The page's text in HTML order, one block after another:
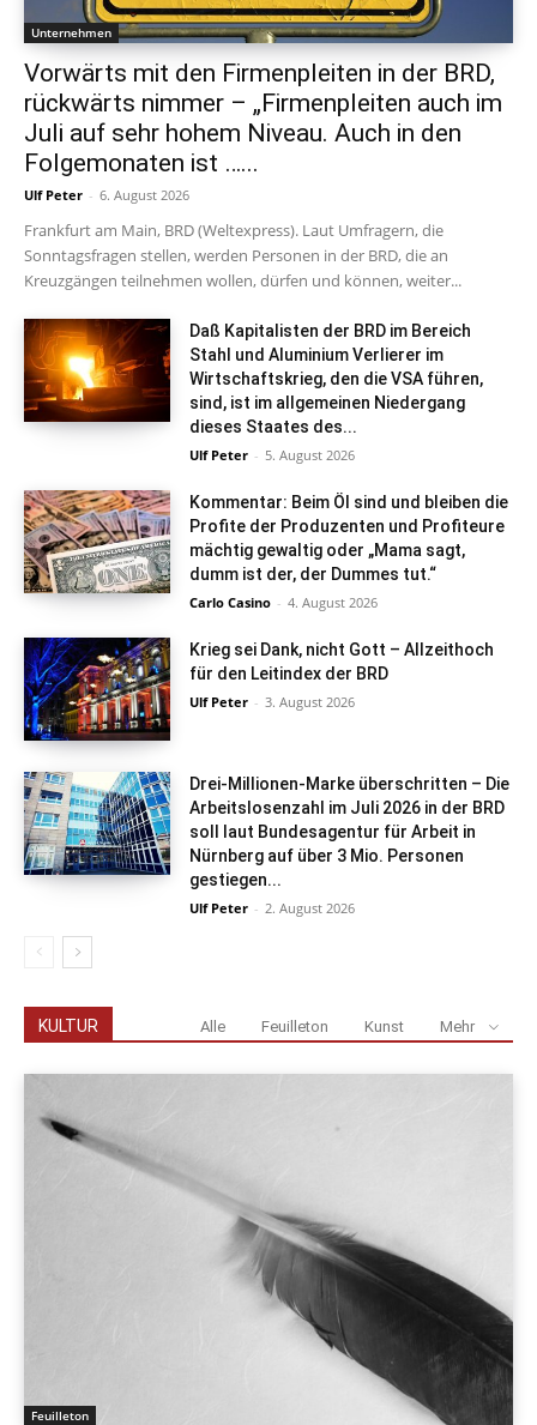
Unternehmen
Vorwärts mit den Firmenpleiten in der BRD,
rückwärts nimmer – „Firmenpleiten auch im
Juli auf sehr hohem Niveau. Auch in den
Folgemonaten ist …...
Ulf Peter - 6. August 2026
Frankfurt am Main, BRD (Weltexpress). Laut Umfragern, die
Sonntagsfragen stellen, werden Personen in der BRD, die an
Kreuzgängen teilnehmen wollen, dürfen und können, weiter...
Daß Kapitalisten der BRD im Bereich
Stahl und Aluminium Verlierer im
Wirtschaftskrieg, den die VSA führen,
sind, ist im allgemeinen Niedergang
dieses Staates des...
Ulf Peter - 5. August 2026
Kommentar: Beim Öl sind und bleiben die
Profite der Produzenten und Profiteure
mächtig gewaltig oder „Mama sagt,
dumm ist der, der Dummes tut.“
Carlo Casino - 4. August 2026
Krieg sei Dank, nicht Gott – Allzeithoch
für den Leitindex der BRD
Ulf Peter - 3. August 2026
Drei-Millionen-Marke überschritten – Die
Arbeitslosenzahl im Juli 2026 in der BRD
soll laut Bundesagentur für Arbeit in
Nürnberg auf über 3 Mio. Personen
gestiegen...
Ulf Peter - 2. August 2026
KULTUR Alle Feuilleton Kunst Mehr
Feuilleton